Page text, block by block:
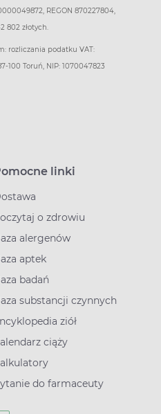
REGON 870227804,
802 złotych.
rozliczania podatku VAT:
100 Toruń, NIP: 1070047823
linki
o zdrowiu
alergenów
aptek
badań
substancji czynnych
ziół
ciąży
do farmaceuty